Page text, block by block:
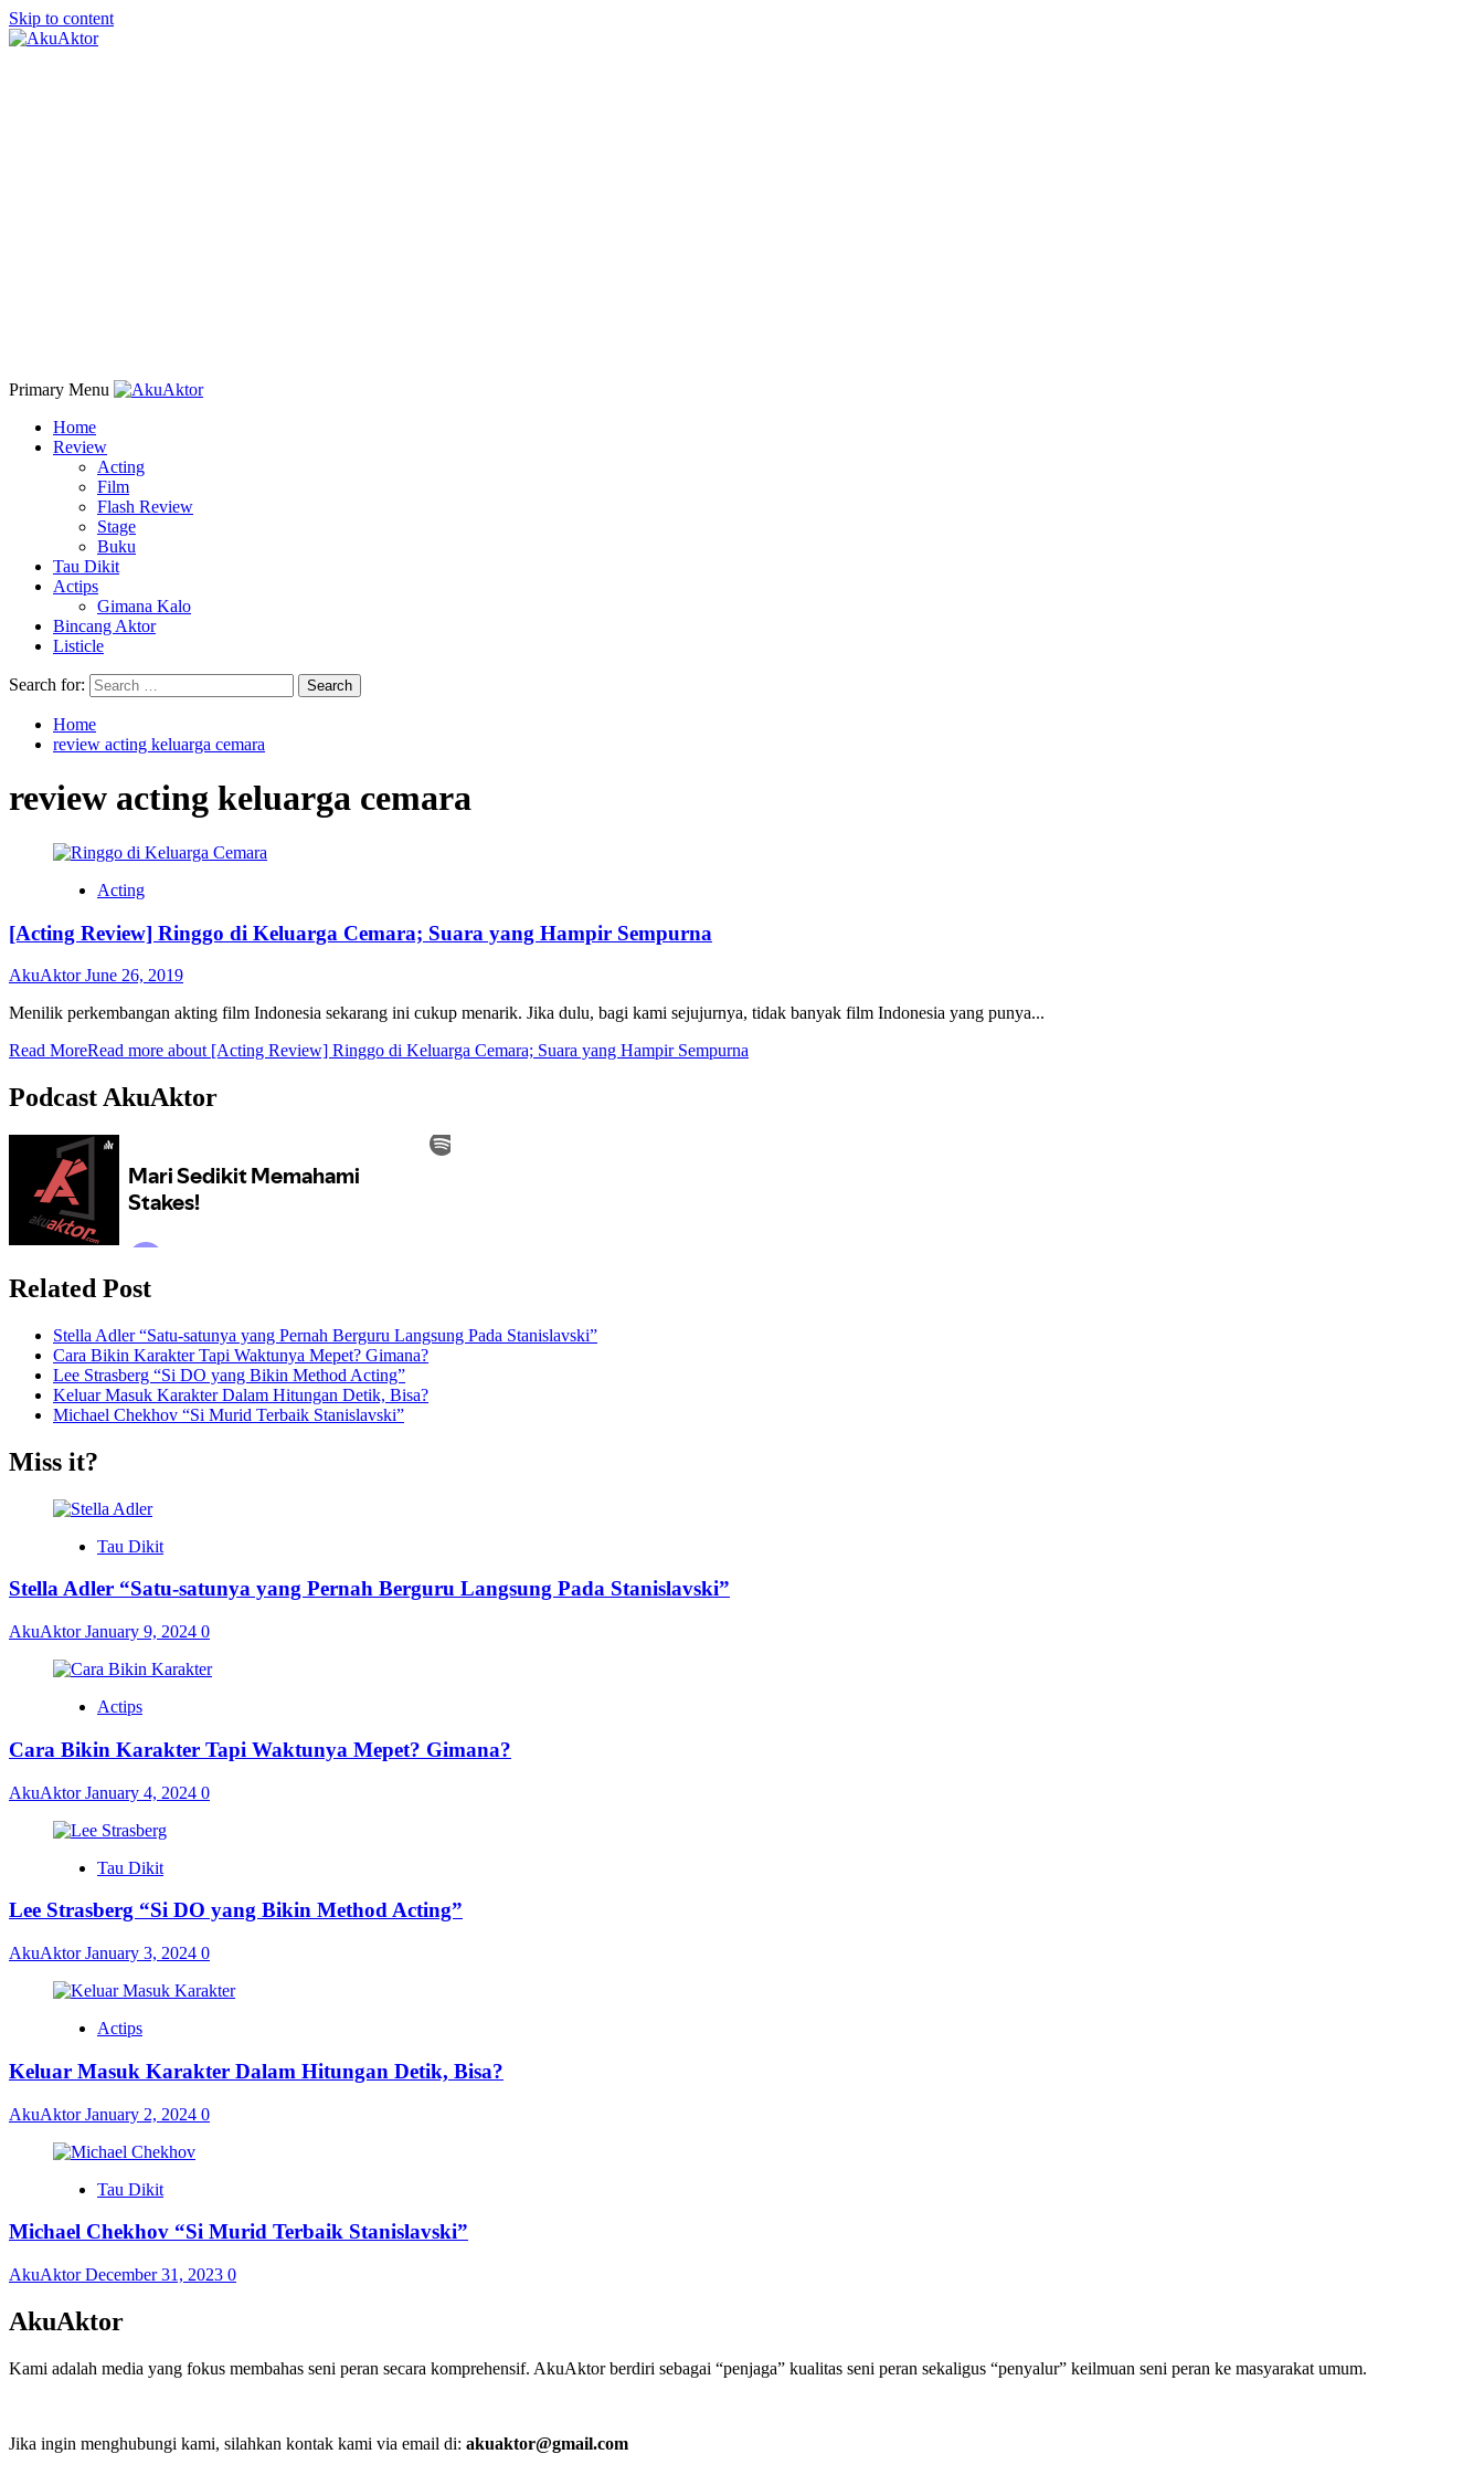
Skip to content
Primary Menu
Home
Review
Acting
Film
Flash Review
Stage
Buku
Tau Dikit
Actips
Gimana Kalo
Bincang Aktor
Listicle
Search for:
Home
review acting keluarga cemara
review acting keluarga cemara
Acting
[Acting Review] Ringgo di Keluarga Cemara; Suara yang Hampir Sempurna
AkuAktorJune 26, 2019
Menilik perkembangan akting film Indonesia sekarang ini cukup menarik. Jika dulu, bagi kami sejujurnya, tidak banyak film Indonesia yang punya...
Read MoreRead more about [Acting Review] Ringgo di Keluarga Cemara; Suara yang Hampir Sempurna
Podcast AkuAktor
Related Post
Stella Adler “Satu-satunya yang Pernah Berguru Langsung Pada Stanislavski”
Cara Bikin Karakter Tapi Waktunya Mepet? Gimana?
Lee Strasberg “Si DO yang Bikin Method Acting”
Keluar Masuk Karakter Dalam Hitungan Detik, Bisa?
Michael Chekhov “Si Murid Terbaik Stanislavski”
Miss it?
Tau Dikit
Stella Adler “Satu-satunya yang Pernah Berguru Langsung Pada Stanislavski”
AkuAktorJanuary 9, 2024 0
Actips
Cara Bikin Karakter Tapi Waktunya Mepet? Gimana?
AkuAktorJanuary 4, 2024 0
Tau Dikit
Lee Strasberg “Si DO yang Bikin Method Acting”
AkuAktorJanuary 3, 2024 0
Actips
Keluar Masuk Karakter Dalam Hitungan Detik, Bisa?
AkuAktorJanuary 2, 2024 0
Tau Dikit
Michael Chekhov “Si Murid Terbaik Stanislavski”
AkuAktorDecember 31, 2023 0
AkuAktor
Kami adalah media yang fokus membahas seni peran secara komprehensif. AkuAktor berdiri sebagai “penjaga” kualitas seni peran sekaligus “penyalur” keilmuan seni peran ke masyarakat umum.
Jika ingin menghubungi kami, silahkan kontak kami via email di: akuaktor@gmail.com